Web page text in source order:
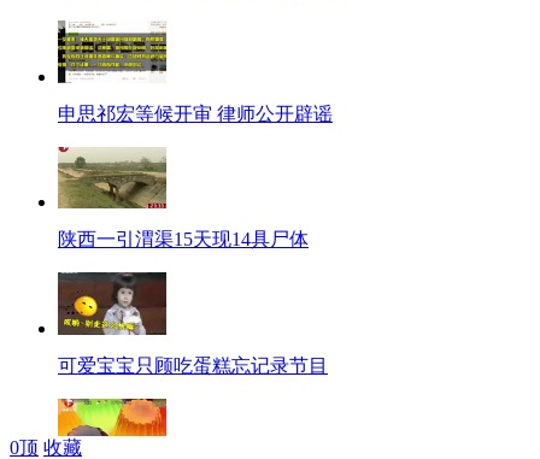
申思祁宏等候开审 律师公开辟谣
陕西一引渭渠15天现14具尸体
可爱宝宝只顾吃蛋糕忘记录节目
0顶 收藏